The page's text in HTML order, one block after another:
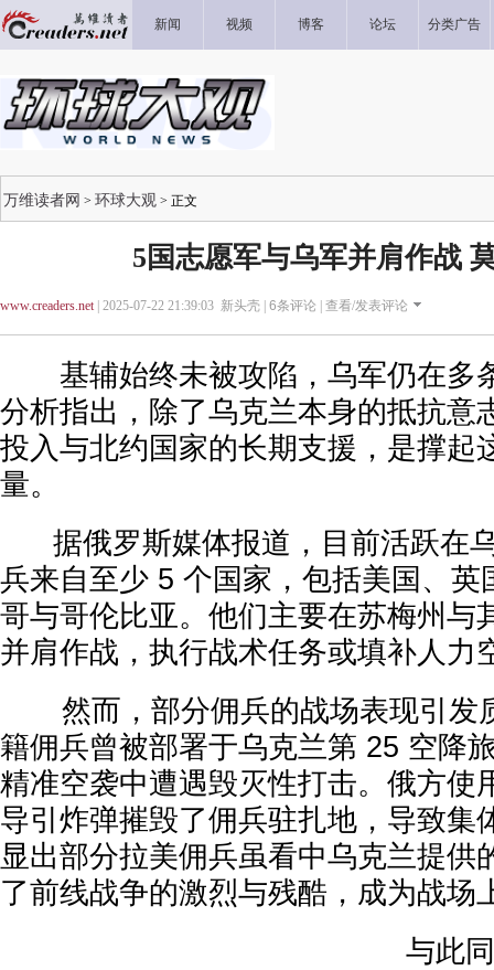
新闻 视频 博客 论坛 分类广告
万维读者网 > 环球大观 > 正文
5国志愿军与乌军并肩作战
www.creaders.net| 2025-07-22 21:39:03 新头壳 | 6条评论 | 查看/发表评论
基辅始终未被攻陷，乌军仍在多
分析指出，除了乌克兰本身的抵抗意
投入与北约国家的长期支援，是撑起
量。
据俄罗斯媒体报道，目前活跃在
兵来自至少 5 个国家，包括美国、英
哥与哥伦比亚。他们主要在苏梅州与
并肩作战，执行战术任务或填补人力
然而，部分佣兵的战场表现引发
籍佣兵曾被部署于乌克兰第 25 空降
精准空袭中遭遇毁灭性打击。俄方使
导引炸弹摧毁了佣兵驻扎地，导致集
显出部分拉美佣兵虽看中乌克兰提供
了前线战争的激烈与残酷，成为战场
与此同